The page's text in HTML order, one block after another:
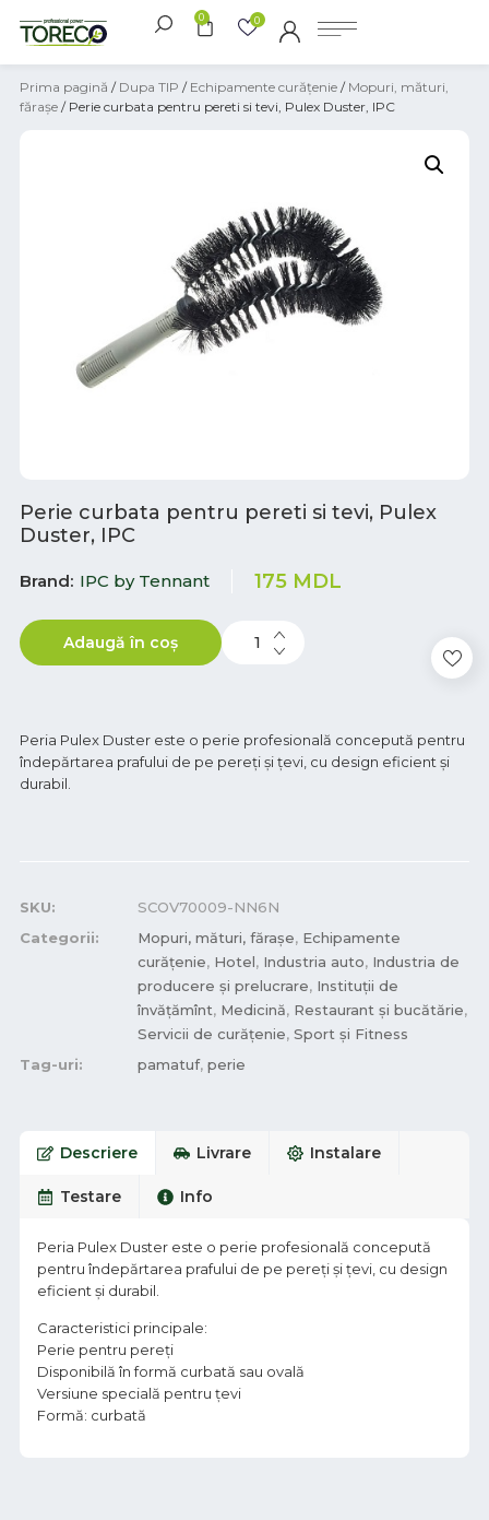
0 0
Prima pagină / Dupa TIP / Echipamente curățenie / Mopuri, mături,
fărașe / Perie curbata pentru pereti si tevi, Pulex Duster, IPC
Perie curbata pentru pereti si tevi, Pulex
Duster, IPC
Brand IPC by Tennant 175 MDL
Adaugă în coș
Peria Pulex Duster este o perie profesională concepută pentru
îndepărtarea prafului de pe pereți și țevi, cu design eficient și
durabil.
SKU:
SCOV70009-NN6N
Categorii:
Mopuri, mături, fărașe, Echipamente
curățenie, Hotel, Industria auto, Industria de
producere și prelucrare, Instituții de
învățămînt, Medicină, Restaurant și bucătărie,
Servicii de curățenie, Sport și Fitness
Tag-uri:
pamatuf, perie
Descriere Livrare Instalare
Testare Info
Peria Pulex Duster este o perie profesională concepută
pentru îndepărtarea prafului de pe pereți și țevi, cu design
eficient și durabil.
Caracteristici principale:
Perie pentru pereți
Disponibilă în formă curbată sau ovală
Versiune specială pentru țevi
Formă: curbată